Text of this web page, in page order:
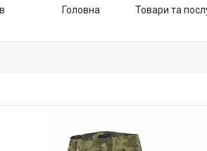
Головна Товари та